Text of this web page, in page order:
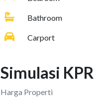
Bathroom
Carport
Simulasi KPR
Harga Properti